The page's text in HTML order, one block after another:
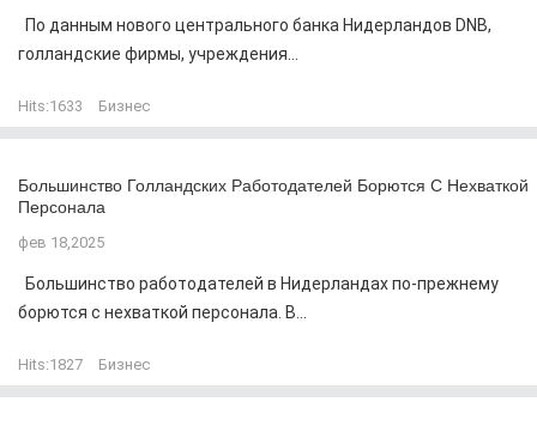
По данным нового центрального банка Нидерландов DNB,
голландские фирмы, учреждения...
Hits:1633 Бизнес
Большинство Голландских Работодателей Борются С Нехваткой
Персонала
фев 18,2025
Большинство работодателей в Нидерландах по-прежнему
борются с нехваткой персонала. В...
Hits:1827 Бизнес